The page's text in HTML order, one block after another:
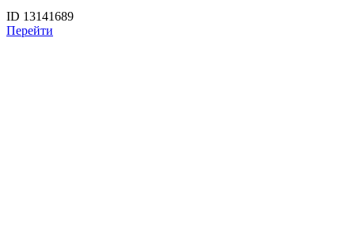
ID 13141689
Перейти